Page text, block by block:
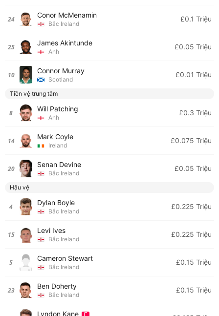
24 Conor McMenamin
Bắc Ireland
£0.1 Triệu
25 James Akintunde
Anh
£0.05 Triệu
10 Connor Murray
Scotland
£0.01 Triệu
Tiền vệ trung tâm
8 Will Patching
Anh
£0.3 Triệu
14 Mark Coyle
Ireland
£0.075 Triệu
20 Senan Devine
Bắc Ireland
£0.05 Triệu
Hậu vệ
4 Dylan Boyle
Bắc Ireland
£0.225 Triệu
15 Levi Ives
Bắc Ireland
£0.225 Triệu
5 Cameron Stewart
Bắc Ireland
£0.15 Triệu
23 Ben Doherty
Bắc Ireland
£0.15 Triệu
Lyndon Kane